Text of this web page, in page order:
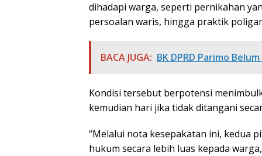
dihadapi warga, seperti pernikahan
persoalan waris, hingga praktik
BACA JUGA: BK DPRD Parimo
Kondisi tersebut berpotensi
kemudian hari jika tidak ditangani
“Melalui nota kesepakatan ini, kedua
hukum secara lebih luas kepada